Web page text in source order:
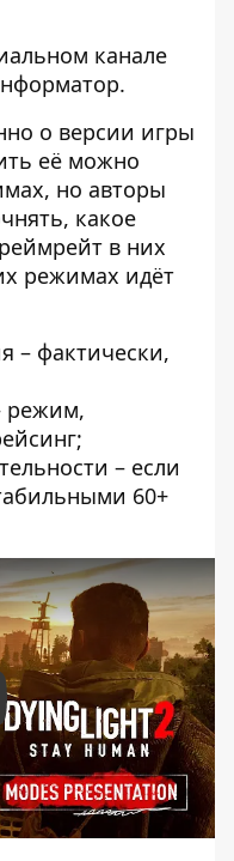
канале
.
о версии игры
её можно
но авторы
какое
в них
режимах идёт
– фактически,
режим,
– если
60+